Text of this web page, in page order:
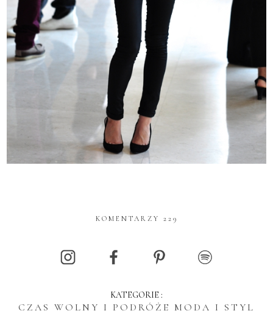
KOMENTARZY 229
KATEGORIE :
CZAS WOLNY I PODRÓŻE MODA I STYL